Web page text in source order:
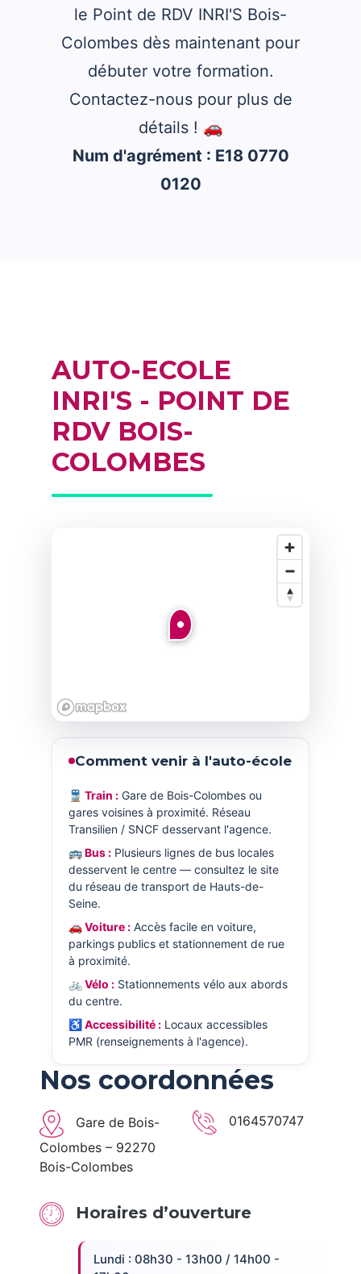
le Point de RDV INRI'S Bois-
Colombes dès maintenant pour
débuter votre formation.
Contactez-nous pour plus de
détails ! 🚗
Num d'agrément : E18 0770
0120
AUTO-ECOLE
INRI'S - POINT DE
RDV BOIS-
COLOMBES
Comment venir à l'auto-école
🚆 Train :Gare de Bois-Colombes ou
gares voisines à proximité. Réseau
Transilien / SNCF desservant l'agence.
🚌 Bus :Plusieurs lignes de bus locales
desservent le centre — consultez le site
du réseau de transport de Hauts-de-
Seine.
🚗 Voiture :Accès facile en voiture,
parkings publics et stationnement de rue
à proximité.
🚲 Vélo :Stationnements vélo aux abords
du centre.
♿ Accessibilité :Locaux accessibles
PMR (renseignements à l'agence).
Nos coordonnées
Gare de Bois-
Colombes – 92270
Bois-Colombes
0164570747
Horaires d’ouverture
Lundi : 08h30 - 13h00 / 14h00 -